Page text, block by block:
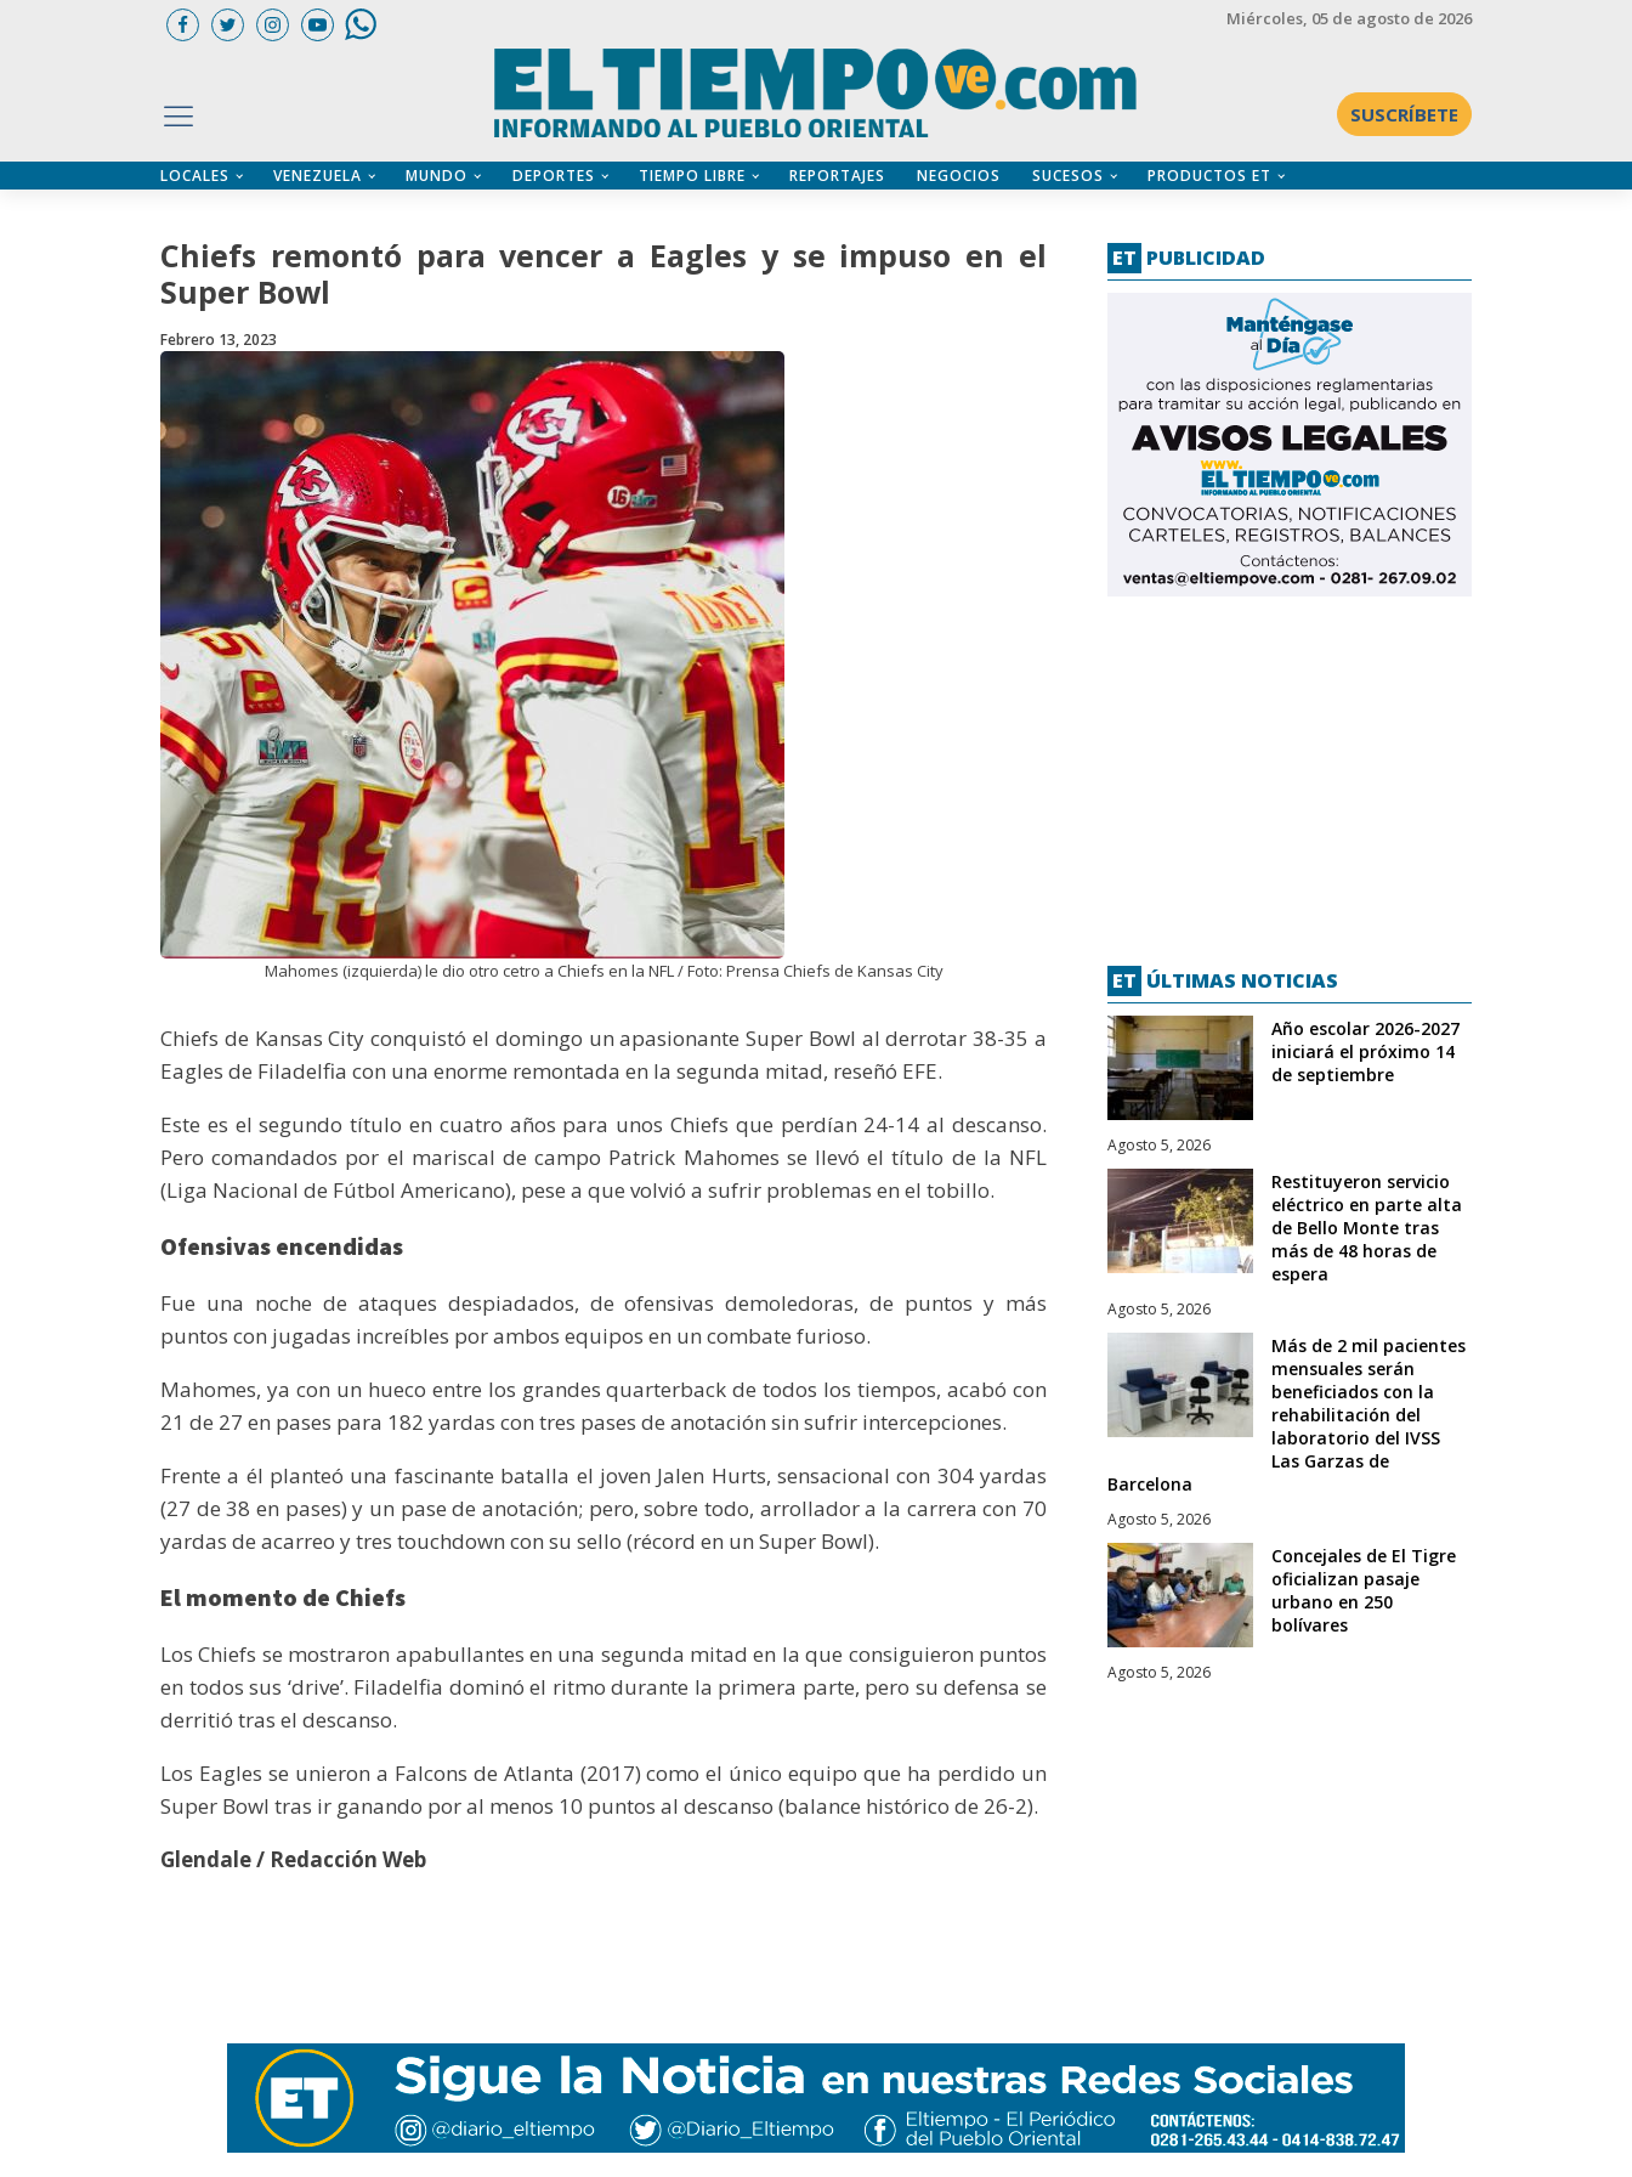
Miércoles, 05 de agosto de 2026
SUSCRÍBETE
LOCALES VENEZUELA MUNDO DEPORTES TIEMPO LIBRE REPORTAJES NEGOCIOS SUCESOS PRODUCTOS ET
Chiefs remontó para vencer a Eagles y se impuso en el
Super Bowl
Febrero 13, 2023
Mahomes (izquierda) le dio otro cetro a Chiefs en la NFL / Foto: Prensa Chiefs de Kansas City
Chiefs de Kansas City conquistó el domingo un apasionante Super Bowl al derrotar 38-35 a
Eagles de Filadelfia con una enorme remontada en la segunda mitad, reseñó EFE.
Este es el segundo título en cuatro años para unos Chiefs que perdían 24-14 al descanso.
Pero comandados por el mariscal de campo Patrick Mahomes se llevó el título de la NFL
(Liga Nacional de Fútbol Americano), pese a que volvió a sufrir problemas en el tobillo.
Ofensivas encendidas
Fue una noche de ataques despiadados, de ofensivas demoledoras, de puntos y más
puntos con jugadas increíbles por ambos equipos en un combate furioso.
Mahomes, ya con un hueco entre los grandes quarterback de todos los tiempos, acabó con
21 de 27 en pases para 182 yardas con tres pases de anotación sin sufrir intercepciones.
Frente a él planteó una fascinante batalla el joven Jalen Hurts, sensacional con 304 yardas
(27 de 38 en pases) y un pase de anotación; pero, sobre todo, arrollador a la carrera con 70
yardas de acarreo y tres touchdown con su sello (récord en un Super Bowl).
El momento de Chiefs
Los Chiefs se mostraron apabullantes en una segunda mitad en la que consiguieron puntos
en todos sus ‘drive’. Filadelfia dominó el ritmo durante la primera parte, pero su defensa se
derritió tras el descanso.
Los Eagles se unieron a Falcons de Atlanta (2017) como el único equipo que ha perdido un
Super Bowl tras ir ganando por al menos 10 puntos al descanso (balance histórico de 26-2).
Glendale / Redacción Web
ET PUBLICIDAD
ET ÚLTIMAS NOTICIAS
Año escolar 2026-2027
iniciará el próximo 14
de septiembre
Agosto 5, 2026
Restituyeron servicio
eléctrico en parte alta
de Bello Monte tras
más de 48 horas de
espera
Agosto 5, 2026
Más de 2 mil pacientes
mensuales serán
beneficiados con la
rehabilitación del
laboratorio del IVSS
Las Garzas de
Barcelona
Agosto 5, 2026
Concejales de El Tigre
oficializan pasaje
urbano en 250
bolívares
Agosto 5, 2026